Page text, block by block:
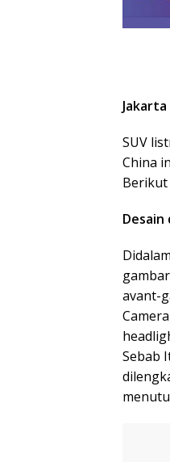
Jakarta
SUV
China
Berikut
Desain
avant-
Sebab